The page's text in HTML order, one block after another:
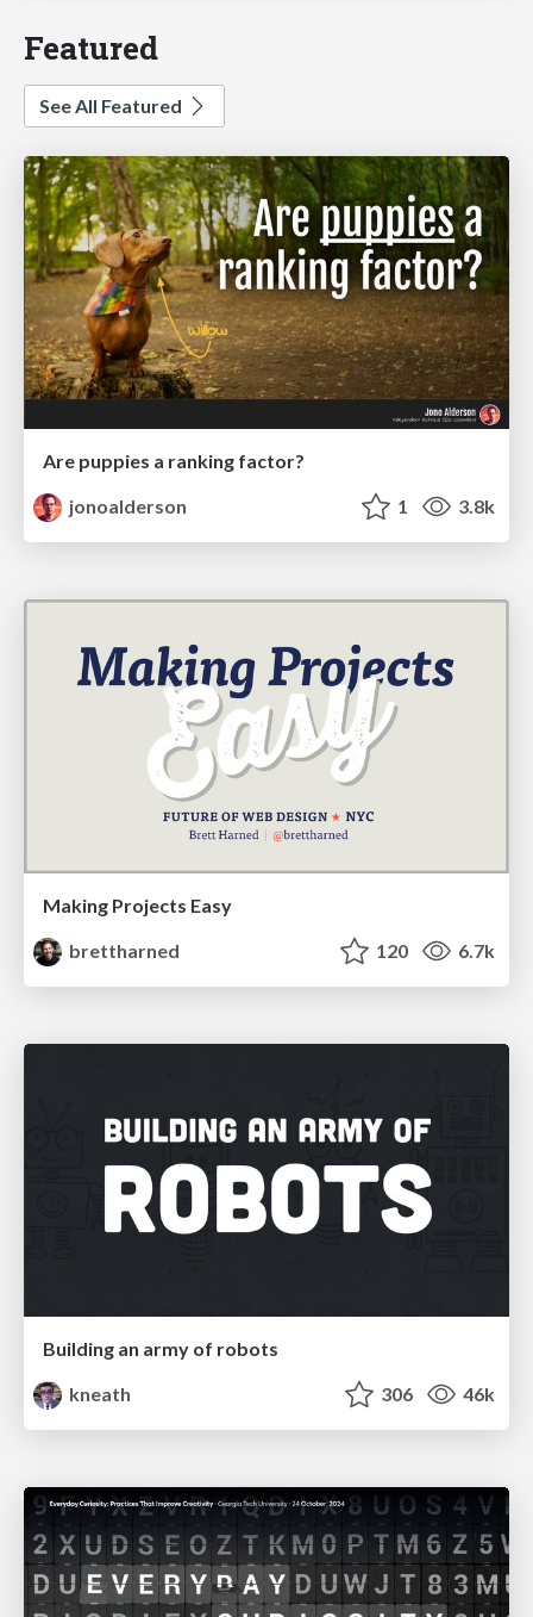
Featured
See All Featured
Are puppies a ranking factor?
jonoalderson
1 3.8k
Making Projects Easy
brettharned
120 6.7k
Building an army of robots
kneath
306 46k